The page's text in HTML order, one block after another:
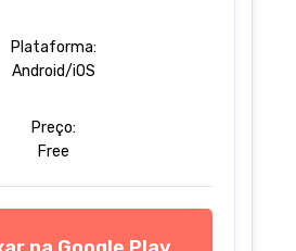
Plataforma:
Android/iOS
Preço:
Free